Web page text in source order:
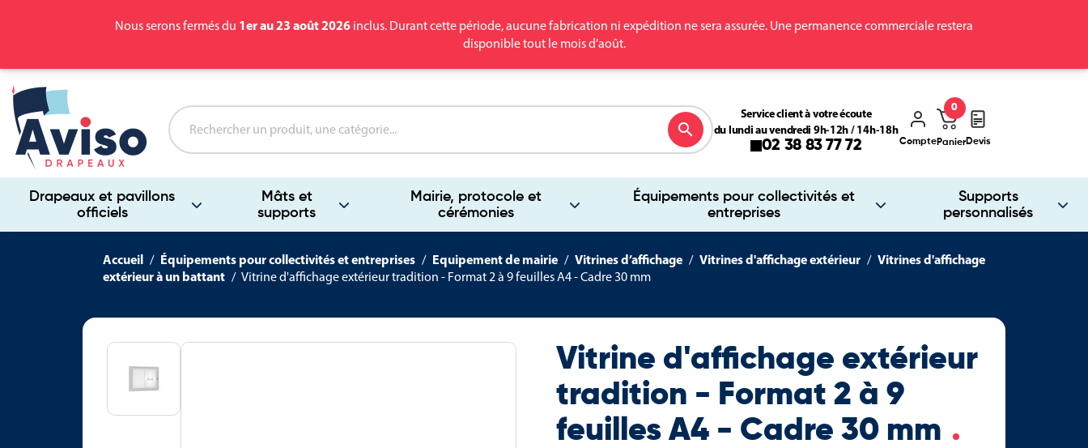
Nous serons fermés du 1er au 23 août 2026 inclus. Durant cette période, aucune fabrication ni expédition ne sera assurée. Une permanence commerciale restera
disponible tout le mois d’août.
Drapeaux et pavillons
officiels
Mâts et
supports
Mairie, protocole et
cérémonies
Équipements pour collectivités et
entreprises
Supports
personnalisés
search
Service client à votre écoute
du lundi au vendredi 9h-12h / 14h-18h
02 38 83 77 72 ComptePanier
0
Devis
Accueil Équipements pour collectivités et entreprises Equipement de mairie Vitrines d’affichage Vitrines d'affichage extérieur
Vitrines d'affichage
extérieur à un battant
Vitrine d'affichage extérieur tradition - Format 2 à 9 feuilles A4 - Cadre 30 mm
Vitrine d'affichage extérieur
tradition - Format 2 à 9
feuilles A4 - Cadre 30 mm